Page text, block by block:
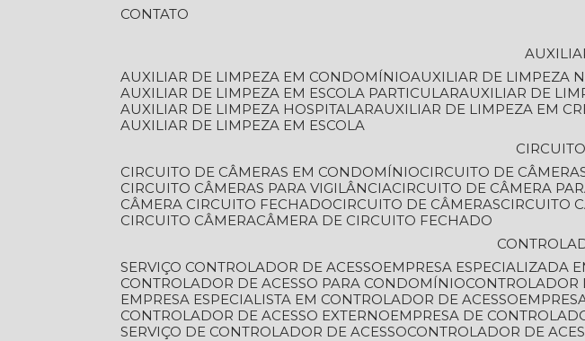
CONTATO
AUXILIAR DE LIMPEZA EM CONDOMÍNIO
AUXILIAR DE LIMPEZA
AUXILIAR DE LIMPEZA EM ESCOLA PARTICULAR
AUXILIAR DE
AUXILIAR DE LIMPEZA HOSPITALAR
AUXILIAR DE LIMPEZA EM
AUXILIAR DE LIMPEZA EM ESCOLA
CIRCUITO DE CÂMERAS EM CONDOMÍNIO
CIRCUITO DE
CIRCUITO CÂMERAS PARA VIGILÂNCIA
CIRCUITO DE CÂMERA
CÂMERA CIRCUITO FECHADO
CIRCUITO DE CÂMERAS CIRCUITO
CIRCUITO CÂMERA
CÂMERA DE CIRCUITO FECHADO
SERVIÇO CONTROLADOR DE ACESSO
EMPRESA ESPECIALIZADA
CONTROLADOR DE ACESSO PARA CONDOMÍNIO
EMPRESA ESPECIALISTA EM CONTROLADOR DE ACESSO
CONTROLADOR DE ACESSO EXTERNO
EMPRESA DE
SERVIÇO DE CONTROLADOR DE ACESSO
CONTROLADOR DE